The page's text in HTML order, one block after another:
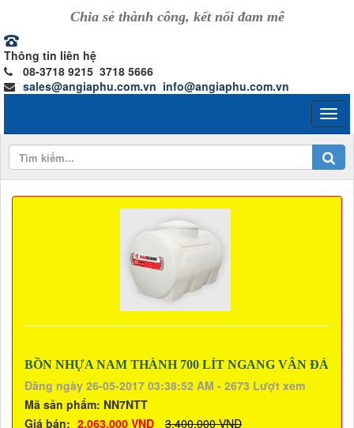
Chia sẻ thành công, kết nối đam mê
Thông tin liên hệ
08-3718 9215 3718 5666
sales@angiaphu.com.vn info@angiaphu.com.vn
BỒN NHỰA NAM THÀNH 700 LÍT NGANG VÂN ĐÁ
Đăng ngày 26-05-2017 03:38:52 AM - 2673 Lượt xem
Mã sản phẩm: NN7NTT
Giá bán: 2.063.000 VND
3.400.000 VND